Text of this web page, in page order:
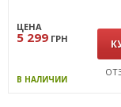
ЦЕНА
5 299 ГРН
В НАЛИЧИИ